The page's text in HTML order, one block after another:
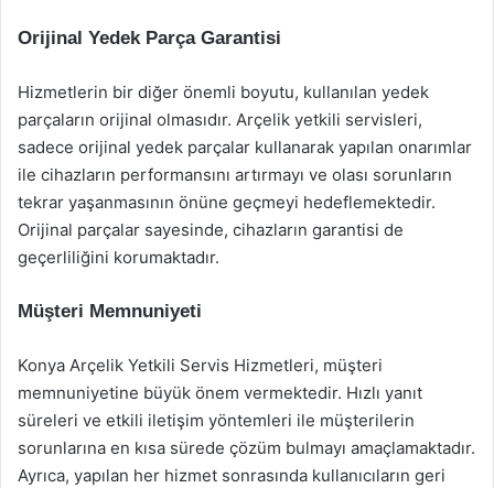
Orijinal Yedek Parça Garantisi
Hizmetlerin bir diğer önemli boyutu, kullanılan yedek
parçaların orijinal olmasıdır. Arçelik yetkili servisleri,
sadece orijinal yedek parçalar kullanarak yapılan onarımlar
ile cihazların performansını artırmayı ve olası sorunların
tekrar yaşanmasının önüne geçmeyi hedeflemektedir.
Orijinal parçalar sayesinde, cihazların garantisi de
geçerliliğini korumaktadır.
Müşteri Memnuniyeti
Konya Arçelik Yetkili Servis Hizmetleri, müşteri
memnuniyetine büyük önem vermektedir. Hızlı yanıt
süreleri ve etkili iletişim yöntemleri ile müşterilerin
sorunlarına en kısa sürede çözüm bulmayı amaçlamaktadır.
Ayrıca, yapılan her hizmet sonrasında kullanıcıların geri